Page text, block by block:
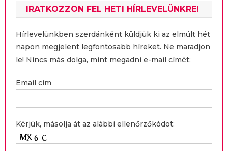
IRATKOZZON FEL HETI HÍRLEVELÜNKRE!
Hírlevelünkben szerdánként küldjük ki az elmúlt hét
napon megjelent legfontosabb híreket. Ne maradjon
le! Nincs más dolga, mint megadni e-mail címét:
Email cím
Kérjük, másolja át az alábbi ellenőrzőkódot: